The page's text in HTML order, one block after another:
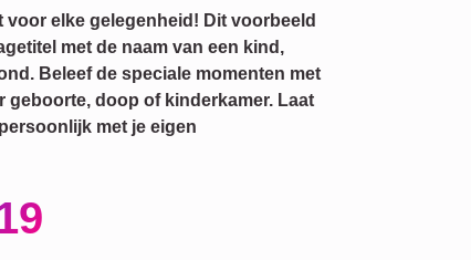
elke gelegenheid! Dit voorbeeld
met de naam van een kind,
Beleef de speciale momenten met
geboorte, doop of kinderkamer. Laat
met je eigen